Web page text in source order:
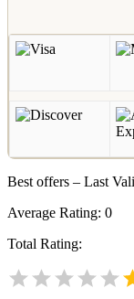
Best offers – Last
Average Rating: 0
Total Rating: